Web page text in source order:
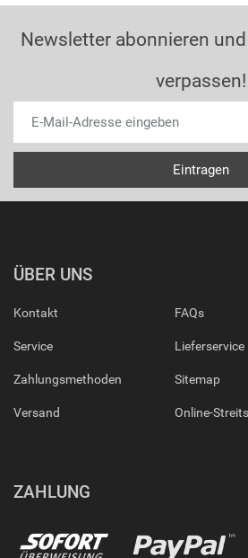
Newsletter abonnieren
verpassen!
ÜBER UNS
Kontakt
Service
Zahlungsmethoden
Versand
FAQs
Lieferservice
Sitemap
Online-
ZAHLUNG